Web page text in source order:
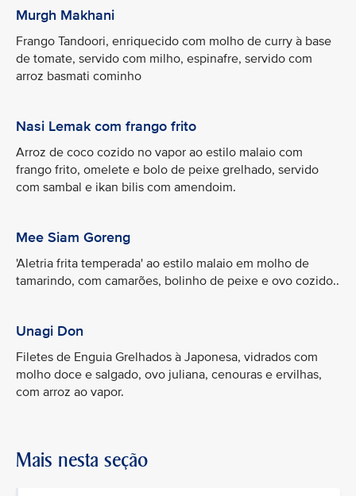
Murgh Makhani
Frango Tandoori, enriquecido com molho de curry à base
de tomate, servido com milho, espinafre, servido com
arroz basmati cominho
Nasi Lemak com frango frito
Arroz de coco cozido no vapor ao estilo malaio com
frango frito, omelete e bolo de peixe grelhado, servido
com sambal e ikan bilis com amendoim.
Mee Siam Goreng
'Aletria frita temperada' ao estilo malaio em molho de
tamarindo, com camarões, bolinho de peixe e ovo cozido..
Unagi Don
Filetes de Enguia Grelhados à Japonesa, vidrados com
molho doce e salgado, ovo juliana, cenouras e ervilhas,
com arroz ao vapor.
Mais nesta seção